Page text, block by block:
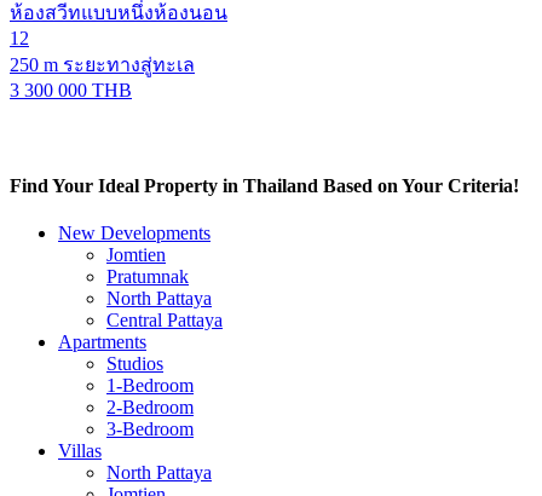
ห้องสวีทแบบหนึ่งห้องนอน
12
250 m ระยะทางสู่ทะเล
3 300 000 THB
Find Your Ideal Property in Thailand Based on Your Criteria!
New Developments
Jomtien
Pratumnak
North Pattaya
Central Pattaya
Apartments
Studios
1-Bedroom
2-Bedroom
3-Bedroom
Villas
North Pattaya